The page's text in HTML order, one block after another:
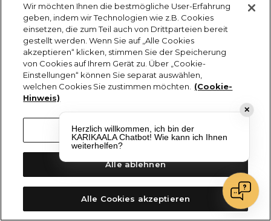
Impressum Cookies Datenschutz
KARIKAALA ©2026 - Saily Food Service GmbH
Alle Rechte vorbehalten
✕
Herzlich willkommen, ich bin der
KARIKAALA Chatbot! Wie kann ich Ihnen
weiterhelfen?
Wir möchten Ihnen die bestmögliche User-Erfahrung
geben, indem wir Technologien wie z.B. Cookies
einsetzen, die zum Teil auch von Drittparteien bereit
gestellt werden. Wenn Sie auf „Alle Cookies
akzeptieren“ klicken, stimmen Sie der Speicherung
von Cookies auf Ihrem Gerät zu. Über „Cookie-
Einstellungen“ können Sie separat auswählen,
welchen Cookies Sie zustimmen möchten.
(Cookie-
Hinweis)
Cookie-Einstellungen
Alle ablehnen
Alle Cookies akzeptieren